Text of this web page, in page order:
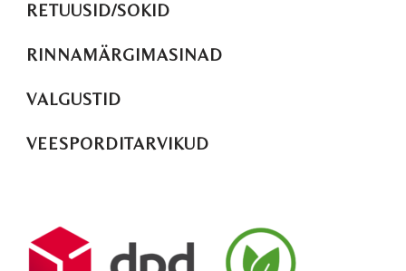
RETUUSID/SOKID
RINNAMÄRGIMASINAD
VALGUSTID
VEESPORDITARVIKUD